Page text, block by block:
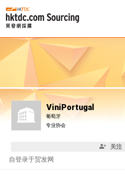
ViniPortugal
葡萄牙
专业协会
关注
自登录于贸发网